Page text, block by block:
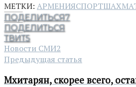
МЕТКИ: АРМЕНИЯСПОРТ
ПОДЕЛИТЬСЯ7
ПОДЕЛИТЬСЯ
ТВИТ5
Новости СМИ2
Предыдущая статья
Мхитарян, скорее всего,